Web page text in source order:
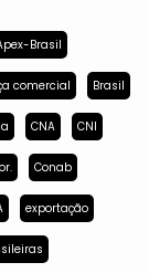
Brasil
comercial Brasil
CNA CNI
Conab
exportação